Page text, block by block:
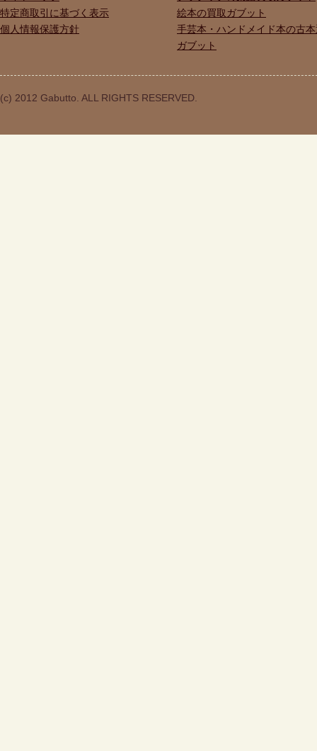
特定商取引に基づく表示
個人情報保護方針
絵本の買取ガブット
手芸本・ハンドメイド本の古
ガブット
(c) 2012 Gabutto. ALL RIGHTS RESERVED.